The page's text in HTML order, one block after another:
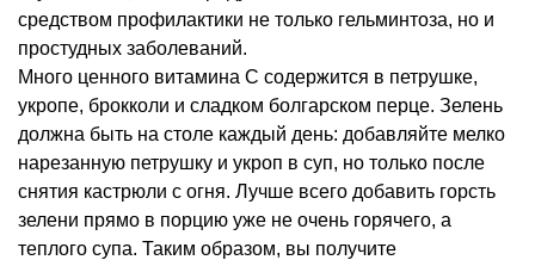
средством профилактики не только гельминтоза, но и
простудных заболеваний.
Много ценного витамина С содержится в петрушке,
укропе, брокколи и сладком болгарском перце. Зелень
должна быть на столе каждый день: добавляйте мелко
нарезанную петрушку и укроп в суп, но только после
снятия кастрюли с огня. Лучше всего добавить горсть
зелени прямо в порцию уже не очень горячего, а
теплого супа. Таким образом, вы получите